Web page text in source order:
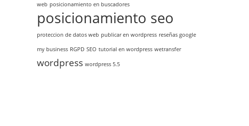
web posicionamiento en buscadores
posicionamiento seo
proteccion de datos web publicar en wordpress reseñas google
my business RGPD SEO tutorial en wordpress wetransfer
wordpress wordpress 5.5